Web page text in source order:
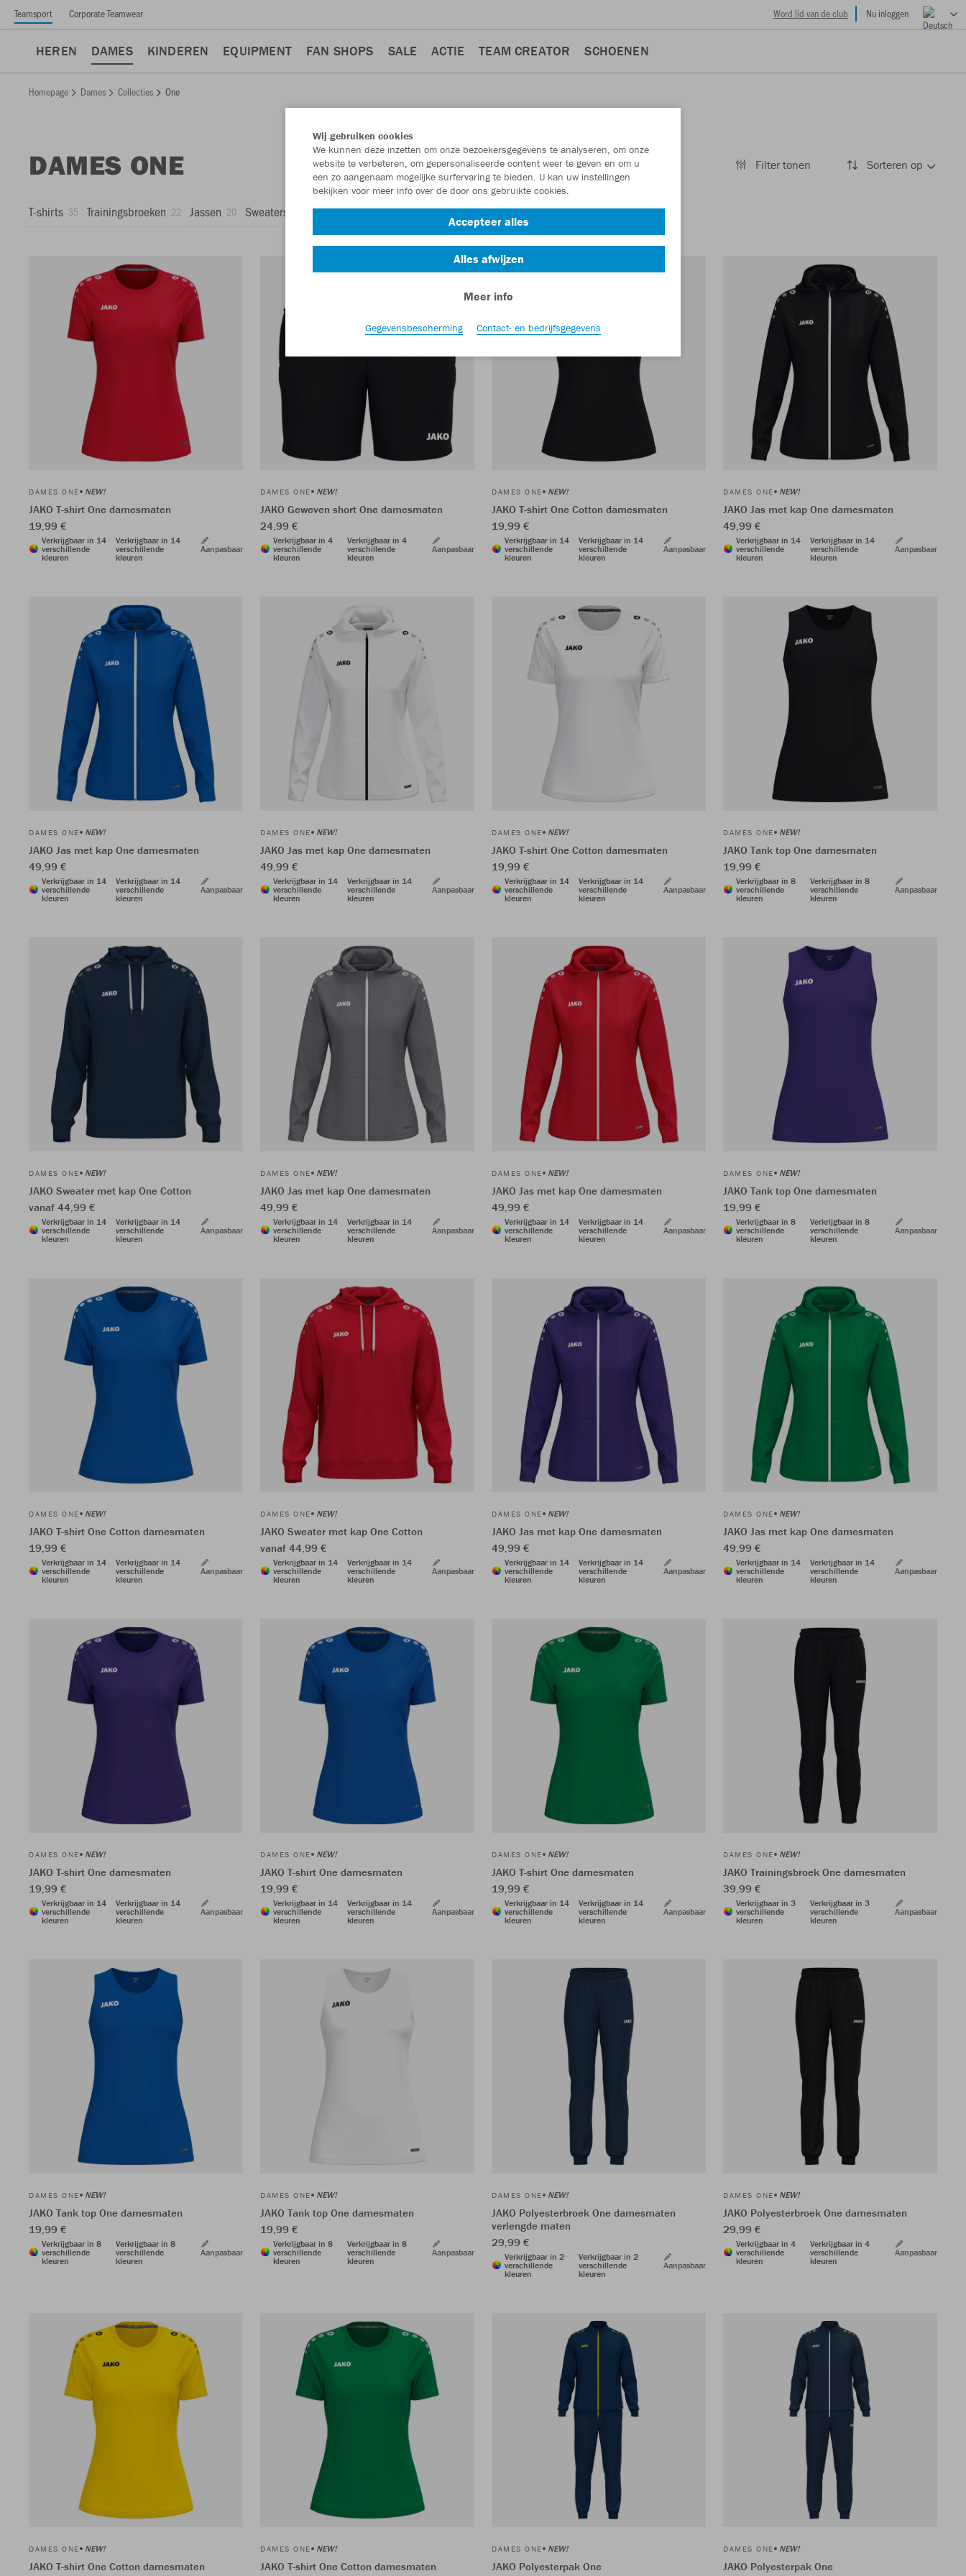
Teamsport Corporate Teamwear Word lid van de club Nu inloggen
HEREN DAMES KINDEREN EQUIPMENT FAN SHOPS SALE ACTIE TEAM CREATOR SCHOENEN
Homepage Dames Collecties One
DAMES ONE Filter tonen Sorteren op
T-shirts 35 Trainingsbroeken 22 Jassen 20 Sweaters Trainingsvesten 14 Shorten 10 Broeken 3
DAMES ONE NEW!
JAKO T-shirt One damesmaten
19,99 €
Verkrijgbaar in 14
verschillende
kleuren
Verkrijgbaar in 14
verschillende
kleuren
Aanpasbaar
DAMES ONE NEW!
JAKO Geweven short One damesmaten
24,99 €
Verkrijgbaar in 4
verschillende
kleuren
Verkrijgbaar in 4
verschillende
kleuren
Aanpasbaar
DAMES ONE NEW!
JAKO T-shirt One Cotton damesmaten
19,99 €
Verkrijgbaar in 14
verschillende
kleuren
Verkrijgbaar in 14
verschillende
kleuren
Aanpasbaar
DAMES ONE NEW!
JAKO Jas met kap One damesmaten
49,99 €
Verkrijgbaar in 14
verschillende
kleuren
Verkrijgbaar in 14
verschillende
kleuren
Aanpasbaar
DAMES ONE NEW!
JAKO Jas met kap One damesmaten
49,99 €
Verkrijgbaar in 14
verschillende
kleuren
Verkrijgbaar in 14
verschillende
kleuren
Aanpasbaar
DAMES ONE NEW!
JAKO Jas met kap One damesmaten
49,99 €
Verkrijgbaar in 14
verschillende
kleuren
Verkrijgbaar in 14
verschillende
kleuren
Aanpasbaar
DAMES ONE NEW!
JAKO T-shirt One Cotton damesmaten
19,99 €
Verkrijgbaar in 14
verschillende
kleuren
Verkrijgbaar in 14
verschillende
kleuren
Aanpasbaar
DAMES ONE NEW!
JAKO Tank top One damesmaten
19,99 €
Verkrijgbaar in 8
verschillende
kleuren
Verkrijgbaar in 8
verschillende
kleuren
Aanpasbaar
DAMES ONE NEW!
JAKO Sweater met kap One Cotton
vanaf 44,99 €
Verkrijgbaar in 14
verschillende
kleuren
Verkrijgbaar in 14
verschillende
kleuren
Aanpasbaar
DAMES ONE NEW!
JAKO Jas met kap One damesmaten
49,99 €
Verkrijgbaar in 14
verschillende
kleuren
Verkrijgbaar in 14
verschillende
kleuren
Aanpasbaar
DAMES ONE NEW!
JAKO Jas met kap One damesmaten
49,99 €
Verkrijgbaar in 14
verschillende
kleuren
Verkrijgbaar in 14
verschillende
kleuren
Aanpasbaar
DAMES ONE NEW!
JAKO Tank top One damesmaten
19,99 €
Verkrijgbaar in 8
verschillende
kleuren
Verkrijgbaar in 8
verschillende
kleuren
Aanpasbaar
DAMES ONE NEW!
JAKO T-shirt One Cotton damesmaten
19,99 €
Verkrijgbaar in 14
verschillende
kleuren
Verkrijgbaar in 14
verschillende
kleuren
Aanpasbaar
DAMES ONE NEW!
JAKO Sweater met kap One Cotton
vanaf 44,99 €
Verkrijgbaar in 14
verschillende
kleuren
Verkrijgbaar in 14
verschillende
kleuren
Aanpasbaar
DAMES ONE NEW!
JAKO Jas met kap One damesmaten
49,99 €
Verkrijgbaar in 14
verschillende
kleuren
Verkrijgbaar in 14
verschillende
kleuren
Aanpasbaar
DAMES ONE NEW!
JAKO Jas met kap One damesmaten
49,99 €
Verkrijgbaar in 14
verschillende
kleuren
Verkrijgbaar in 14
verschillende
kleuren
Aanpasbaar
DAMES ONE NEW!
JAKO T-shirt One damesmaten
19,99 €
Verkrijgbaar in 14
verschillende
kleuren
Verkrijgbaar in 14
verschillende
kleuren
Aanpasbaar
DAMES ONE NEW!
JAKO T-shirt One damesmaten
19,99 €
Verkrijgbaar in 14
verschillende
kleuren
Verkrijgbaar in 14
verschillende
kleuren
Aanpasbaar
DAMES ONE NEW!
JAKO T-shirt One damesmaten
19,99 €
Verkrijgbaar in 14
verschillende
kleuren
Verkrijgbaar in 14
verschillende
kleuren
Aanpasbaar
DAMES ONE NEW!
JAKO Trainingsbroek One damesmaten
39,99 €
Verkrijgbaar in 3
verschillende
kleuren
Verkrijgbaar in 3
verschillende
kleuren
Aanpasbaar
DAMES ONE NEW!
JAKO Tank top One damesmaten
19,99 €
Verkrijgbaar in 8
verschillende
kleuren
Verkrijgbaar in 8
verschillende
kleuren
Aanpasbaar
DAMES ONE NEW!
JAKO Tank top One damesmaten
19,99 €
Verkrijgbaar in 8
verschillende
kleuren
Verkrijgbaar in 8
verschillende
kleuren
Aanpasbaar
DAMES ONE NEW!
JAKO Polyesterbroek One damesmaten
verlengde maten
29,99 €
Verkrijgbaar in 2
verschillende
kleuren
Verkrijgbaar in 2
verschillende
kleuren
Aanpasbaar
DAMES ONE NEW!
JAKO Polyesterbroek One damesmaten
29,99 €
Verkrijgbaar in 4
verschillende
kleuren
Verkrijgbaar in 4
verschillende
kleuren
Aanpasbaar
DAMES ONE NEW!
JAKO T-shirt One Cotton damesmaten
DAMES ONE NEW!
JAKO T-shirt One Cotton damesmaten
DAMES ONE NEW!
JAKO Polyesterpak One
DAMES ONE NEW!
JAKO Polyesterpak One
Wij gebruiken cookies
We kunnen deze inzetten om onze bezoekersgegevens te analyseren, om onze
website te verbeteren, om gepersonaliseerde content weer te geven en om u
een zo aangenaam mogelijke surfervaring te bieden. U kan uw instellingen
bekijken voor meer info over de door ons gebruikte cookies.
Accepteer alles
Alles afwijzen
Meer info
Gegevensbescherming Contact- en bedrijfsgegevens